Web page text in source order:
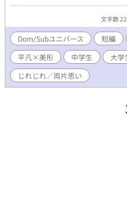
令』として、ぼくの体に響く
い褐色Ｓｕｂくんの初えっち
『王様と鍵～最弱Ｄｏｍ王子
の番外編『寮長の恋～ふわふ
が溺愛中♡』の番外編ですが、
ょうぶ。
文字数
Dom/Subユニバース 短編
平凡×美形
中学生 大学
じれじれ／両片思い